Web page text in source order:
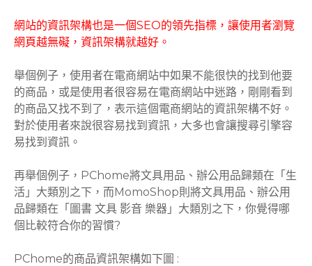
網站的資訊架構也是一個SEO的領先指標，讓使用者瀏覽
網頁越無礙，資訊架構就越好。
舉個例子，使用者在電商網站中如果不能很快的找到他要
的商品，或是使用者很容易在電商網站中迷路，剛剛看到
的商品又找不到了，表示這個電商網站的資訊架構不好。
對於使用者來說很容易找到資訊，大多也會讓搜尋引擎容
易找到資訊。
再舉個例子，PChome將文具用品、辦公用品歸類在「生
活」大類別之下，而MomoShop則將文具用品、辦公用
品歸類在「圖書 文具 影音 樂器」大類別之下，你覺得哪
個比較符合你的習慣?
PChome的商品資訊架構如下圖 :